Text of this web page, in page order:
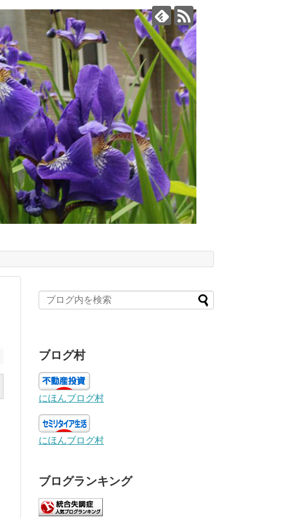
ブログ村
にほんブログ村
にほんブログ村
ブログランキング